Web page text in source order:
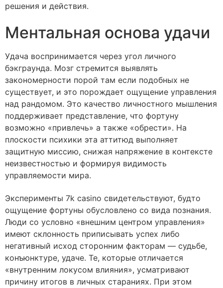
решения и действия.
Ментальная основа удачи
Удача воспринимается через угол личного
бэкграунда. Мозг стремится выявлять
закономерности порой там если подобных не
существует, и это порождает ощущение управления
над рандомом. Это качество личностного мышления
поддерживает представление, что фортуну
возможно «привлечь» а также «обрести». На
плоскости психики эта аттитюд выполняет
защитную миссию, снижая напряжение в контексте
неизвестностью и формируя видимость
управляемости мира.
Эксперименты 7k casino свидетельствуют, будто
ощущение фортуны обусловлено со вида познания.
Люди со условно «внешним центром управления»
имеют склонность приписывать успех либо
негативный исход сторонним факторам — судьбе,
конъюнктуре, удаче. Те, которые отличается
«внутренним локусом влияния», усматривают
причину итогов в личных стараниях. При этом